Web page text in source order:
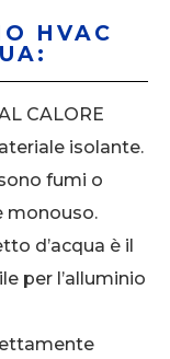
HVAC
CALORE
isolante.
fumi o
monouso.
d’acqua è il
per l’alluminio